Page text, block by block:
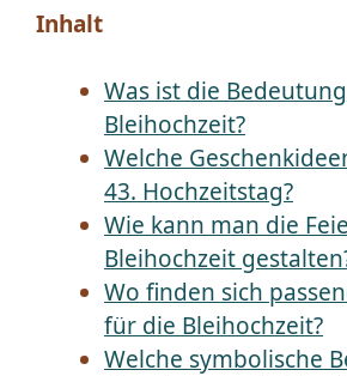
Inhalt
Was ist die
Bleihochzeit?
Welche
43. Hochzeitstag?
Wie kann man die
Bleihochzeit
Wo finden sich
für die Bleihochzeit?
Welche symbolische